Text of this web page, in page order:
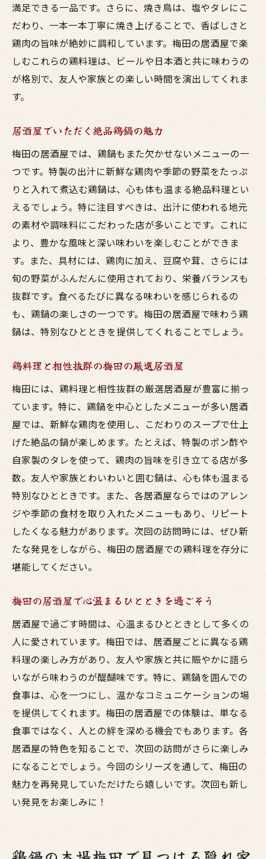
鶏料理ファンが集まる梅田の居酒屋
梅田の居酒屋で味わう鶏料理の極み
鶏料理ファン必見の梅田の名店紹介
梅田の居酒屋で体感する絶品鶏料理
居酒屋ガイドで見つける梅田の絶品鶏鍋
梅田の居酒屋で味わう美味しい鶏鍋の秘密
居酒屋ガイドがすすめる梅田の鶏鍋名店
心も体も温まる梅田の居酒屋特集
居酒屋ガイドのおすすめ鶏鍋居酒屋
梅田で見つけた美味しい鶏鍋の居酒屋
居酒屋巡り梅田で見つけた絶品鶏鍋の名店紹介
梅田の居酒屋巡りで発見した鶏鍋の名店
絶品鶏鍋が楽しめる梅田の居酒屋巡り
居酒屋巡りで見つけた梅田の鶏鍋スポット
梅田の居酒屋巡りで味わう鶏鍋の魅力
居酒屋巡りで探す梅田の鶏鍋名店
鶏料理にこだわる梅田の居酒屋で特別な時間を
過ごそう
こだわり抜いた鶏料理を提供する梅田の居
酒屋
特別な時間を過ごす梅田の鶏料理居酒屋
梅田の居酒屋で体感する鶏料理の極意
こだわりの鶏料理で梅田の居酒屋を楽しむ
梅田の居酒屋で過ごす特別な鶏料理の時間
鶏料理好きが集まる梅田の居酒屋
満足できる一品です。さらに、焼き鳥は、塩やタレにこ
だわり、一本一本丁寧に焼き上げることで、香ばしさと
鶏肉の旨味が絶妙に調和しています。梅田の居酒屋で楽
しむこれらの鶏料理は、ビールや日本酒と共に味わうの
が格別で、友人や家族との楽しい時間を演出してくれま
す。
居酒屋でいただく絶品鶏鍋の魅力
梅田の居酒屋では、鶏鍋もまた欠かせないメニューの一
つです。特製の出汁に新鮮な鶏肉や季節の野菜をたっぷ
りと入れて煮込む鶏鍋は、心も体も温まる絶品料理とい
えるでしょう。特に注目すべきは、出汁に使われる地元
の素材や調味料にこだわった店が多いことです。これに
より、豊かな風味と深い味わいを楽しむことができま
す。また、具材には、鶏肉に加え、豆腐や茸、さらには
旬の野菜がふんだんに使用されており、栄養バランスも
抜群です。食べるたびに異なる味わいを感じられるの
も、鶏鍋の楽しさの一つです。梅田の居酒屋で味わう鶏
鍋は、特別なひとときを提供してくれることでしょう。
鶏料理と相性抜群の梅田の厳選居酒屋
梅田には、鶏料理と相性抜群の厳選居酒屋が豊富に揃っ
ています。特に、鶏鍋を中心としたメニューが多い居酒
屋では、新鮮な鶏肉を使用し、こだわりのスープで仕上
げた絶品の鍋が楽しめます。たとえば、特製のポン酢や
自家製のタレを使って、鶏肉の旨味を引き立てる店が多
数。友人や家族とわいわいと囲む鍋は、心も体も温まる
特別なひとときです。また、各居酒屋ならではのアレン
ジや季節の食材を取り入れたメニューもあり、リピート
したくなる魅力があります。次回の訪問時には、ぜひ新
たな発見をしながら、梅田の居酒屋での鶏料理を存分に
堪能してください。
梅田の居酒屋で心温まるひとときを過ごそう
居酒屋で過ごす時間は、心温まるひとときとして多くの
人に愛されています。梅田では、居酒屋ごとに異なる鶏
料理の楽しみ方があり、友人や家族と共に賑やかに語ら
いながら味わうのが醍醐味です。特に、鶏鍋を囲んでの
食事は、心を一つにし、温かなコミュニケーションの場
を提供してくれます。梅田の居酒屋での体験は、単なる
食事ではなく、人との絆を深める機会でもあります。各
居酒屋の特色を知ることで、次回の訪問がさらに楽しみ
になることでしょう。今回のシリーズを通して、梅田の
魅力を再発見していただけたら嬉しいです。次回も新し
い発見をお楽しみに！